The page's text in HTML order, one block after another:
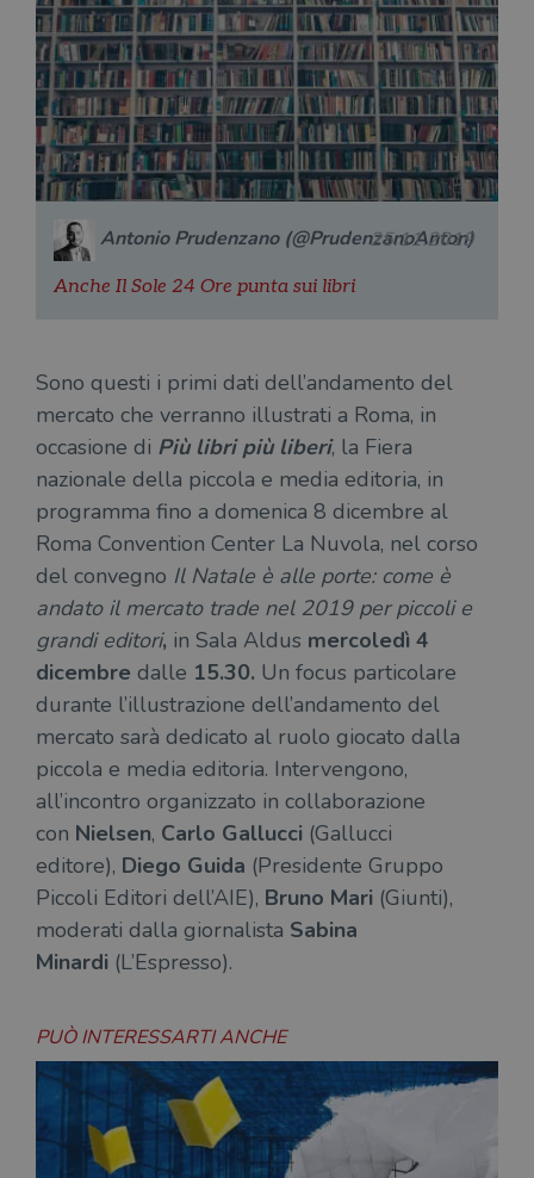
Antonio Prudenzano (@PrudenzanoAnton)
25.11.2019
Anche Il Sole 24 Ore punta sui libri
Sono questi i primi dati dell’andamento del
mercato che verranno illustrati a Roma, in
occasione di Più libri più liberi, la Fiera
nazionale della piccola e media editoria, in
programma fino a domenica 8 dicembre al
Roma Convention Center La Nuvola, nel corso
del convegno Il Natale è alle porte: come è
andato il mercato trade nel 2019 per piccoli e
grandi editori, in Sala Aldus mercoledì 4
dicembre dalle 15.30. Un focus particolare
durante l’illustrazione dell’andamento del
mercato sarà dedicato al ruolo giocato dalla
piccola e media editoria. Intervengono,
all’incontro organizzato in collaborazione
con Nielsen, Carlo Gallucci (Gallucci
editore), Diego Guida (Presidente Gruppo
Piccoli Editori dell’AIE), Bruno Mari (Giunti),
moderati dalla giornalista Sabina
Minardi (L’Espresso).
PUÒ INTERESSARTI ANCHE